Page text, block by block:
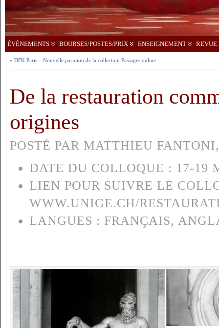
ÉVÉNEMENTS BOURSES/POSTES/PRIX ENSEIGNEMENT REVUE
« DFK Paris – Nouvelle parution de la collection Passages online
De la restauration
origines
POSTÉ PAR MATTHIEU
DATE DU COLLOQUE : 17-19
LIEN POUR SUIVRE LE
WWW.UNIGE.CH/
LANGUES : FRANÇAIS,